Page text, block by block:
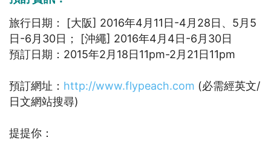
旅行日期： [大阪] 2016年4月11日-4月28日、5月5
日-6月30日； [沖繩] 2016年4月4日-6月30日
預訂日期：2015年2月18日11pm-2月21日11pm
預訂網址： http://www.flypeach.com (必需經英文/
日文網站搜尋)
提提你：